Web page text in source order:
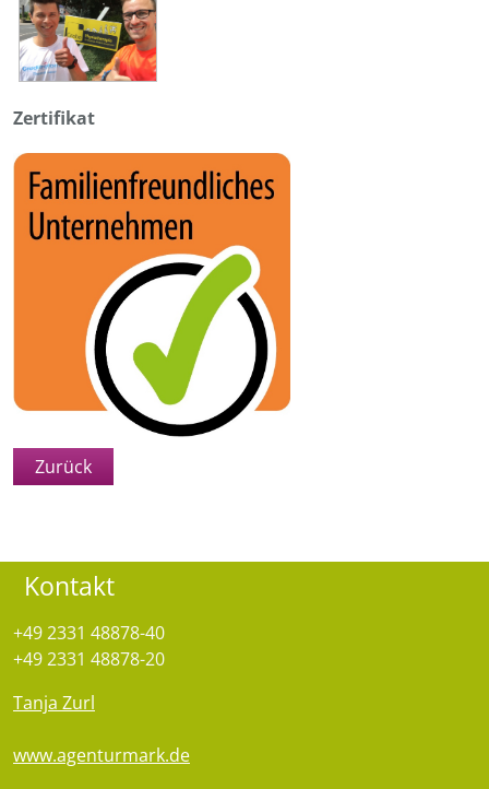
Zertifikat
Zurück
Kontakt
+49 2331 48878-40
+49 2331 48878-20
Tanja Zurl
www.agenturmark.de